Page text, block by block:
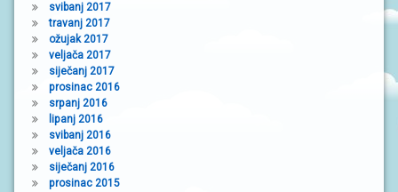
svibanj 2017
travanj 2017
ožujak 2017
veljača 2017
siječanj 2017
prosinac 2016
srpanj 2016
lipanj 2016
svibanj 2016
veljača 2016
siječanj 2016
prosinac 2015